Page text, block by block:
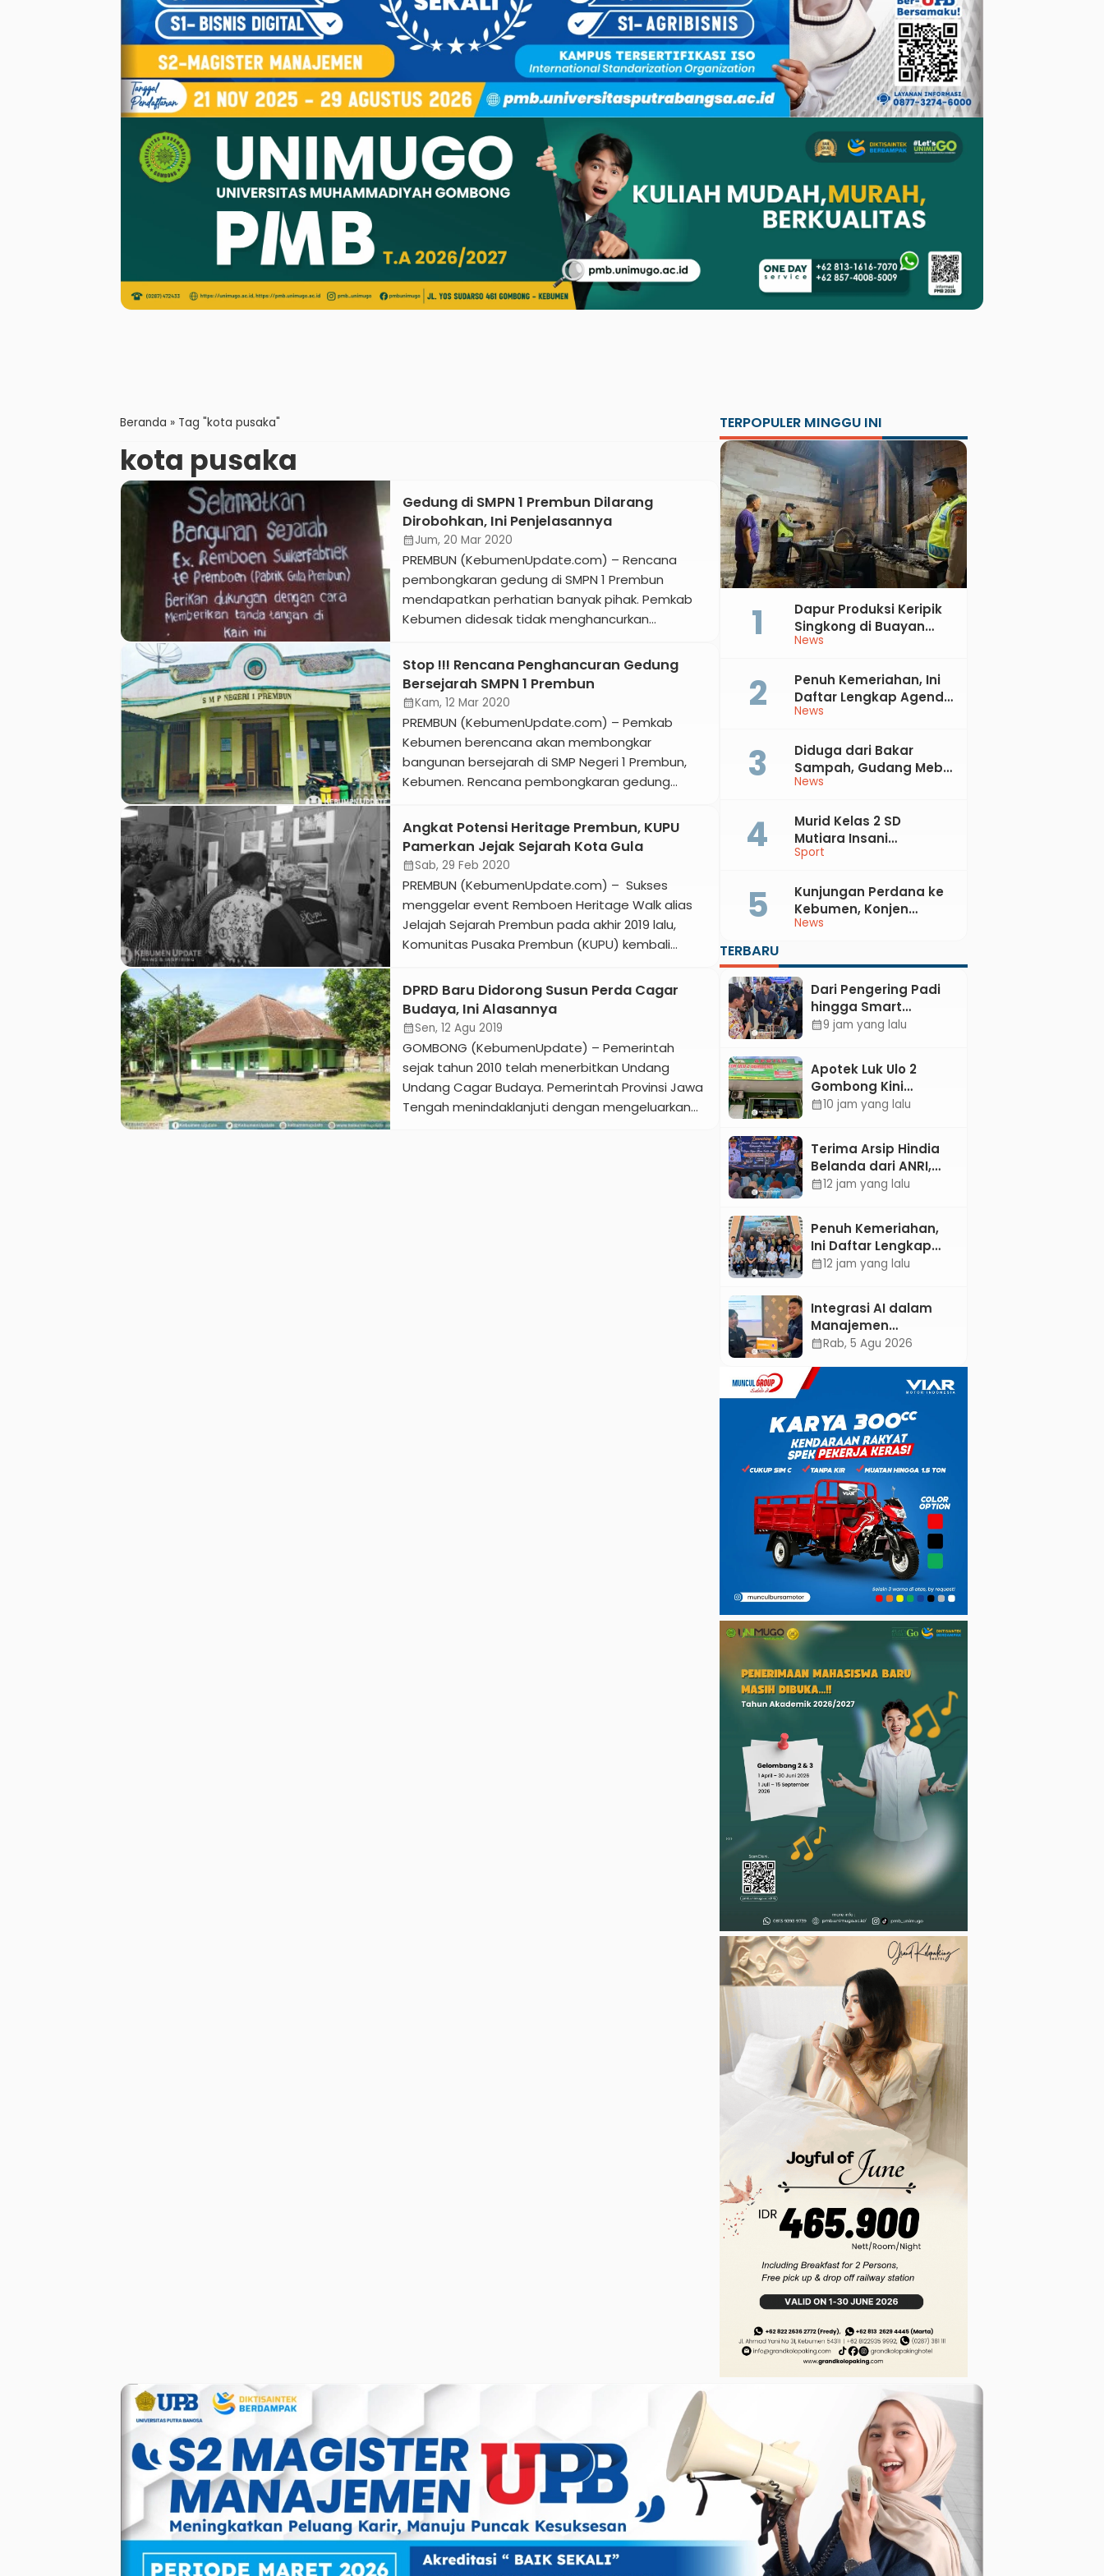
Beranda » Tag "kota pusaka"
kota pusaka
Gedung di SMPN 1 Prembun Dilarang
Dirobohkan, Ini Penjelasannya
calendar_monthJum, 20 Mar 2020
PREMBUN (KebumenUpdate.com) – Rencana
pembongkaran gedung di SMPN 1 Prembun
mendapatkan perhatian banyak pihak. Pemkab
Kebumen didesak tidak menghancurkan
Fabriek atau pabrik gula Prembun yang berdiri
sekitar 1890. Saat ini gedung di SMPN 1 Prembun
masuk dalam daftar bangunan yang diduga
cagar budaya tahun 2019. Bagunan lain saat ini
menjadi […]
Stop !!! Rencana Penghancuran Gedung
Bersejarah SMPN 1 Prembun
calendar_monthKam, 12 Mar 2020
PREMBUN (KebumenUpdate.com) – Pemkab
Kebumen berencana akan membongkar
bangunan bersejarah di SMP Negeri 1 Prembun,
Kebumen. Rencana pembongkaran gedung
tertanggal 29 Mei 2019 tengang persetujuan
penjualan barang milik daerah yang
ditandatangani oleh Bupati Kebumen KH Yazid
Mahfudz. Melalui surat yang ditujukan kepada
Sekda Kebumen, para prinsipnya Bupati
Kebumen memberikan […]
Angkat Potensi Heritage Prembun, KUPU
Pamerkan Jejak Sejarah Kota Gula
calendar_monthSab, 29 Feb 2020
PREMBUN (KebumenUpdate.com) – Sukses
menggelar event Remboen Heritage Walk alias
Jelajah Sejarah Prembun pada akhir 2019 lalu,
Komunitas Pusaka Prembun (KUPU) kembali
bertajuk “Menelusur Jejak Sejarah Kota Gula”
dihelat di Aula Bhakti Mulia Prembun, Sabtu-
Minggu 29 Februari 2019. Dibuka oleh Staf Ahli
Bupati Bidang SDM dan Kemasyarakatan Hj Y Rini
[…]
DPRD Baru Didorong Susun Perda Cagar
Budaya, Ini Alasannya
calendar_monthSen, 12 Agu 2019
GOMBONG (KebumenUpdate) – Pemerintah
sejak tahun 2010 telah menerbitkan Undang
Undang Cagar Budaya. Pemerintah Provinsi Jawa
Tengah menindaklanjuti dengan mengeluarkan
TERPOPULER MINGGU INI
News
Dapur Produksi Keripik
Singkong di Buayan
Terbakar, Kerugian
News
Penuh Kemeriahan, Ini
Daftar Lengkap Agenda
Peringatan HUT ke-81 RI
Kabupaten Kebumen
News
Diduga dari Bakar
Sampah, Gudang Mebel
di Petanahan Hangus
Sport
Murid Kelas 2 SD
Mutiara Insani
Muhammadiyah
dan Perak di Kejurda
Tapak Suci Kebumen
2026
News
Kunjungan Perdana ke
Kebumen, Konjen
Australia Temui Bupati
TERBARU
Dari Pengering Padi
hingga Smart
Parking: Mahasiswa
calendar_month9 jam yang lalu
Apotek Luk Ulo 2
Gombong Kini
Dilengkapi Layanan
calendar_month10 jam yang lalu
Terima Arsip Hindia
Belanda dari ANRI,
Pemkab Kebumen
dan Literasi
Pertanian
calendar_month12 jam yang lalu
Penuh Kemeriahan,
Ini Daftar Lengkap
Agenda Peringatan
Kabupaten Kebumen
calendar_month12 jam yang lalu
Integrasi AI dalam
Manajemen
Pendayagunaan ZIS
Realisasi IKAL
Unggulan Lazismu
Kebumen
calendar_monthRab, 5 Agu 2026